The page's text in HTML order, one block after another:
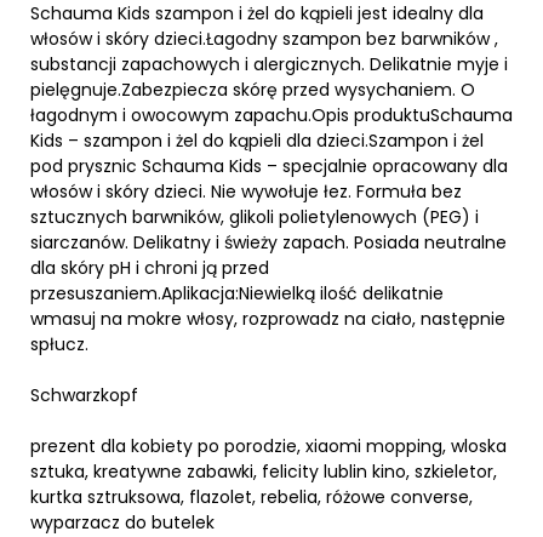
Schauma Kids szampon i żel do kąpieli jest idealny dla
włosów i skóry dzieci.Łagodny szampon bez barwników ,
substancji zapachowych i alergicznych. Delikatnie myje i
pielęgnuje.Zabezpiecza skórę przed wysychaniem. O
łagodnym i owocowym zapachu.Opis produktuSchauma
Kids – szampon i żel do kąpieli dla dzieci.Szampon i żel
pod prysznic Schauma Kids – specjalnie opracowany dla
włosów i skóry dzieci. Nie wywołuje łez. Formuła bez
sztucznych barwników, glikoli polietylenowych (PEG) i
siarczanów. Delikatny i świeży zapach. Posiada neutralne
dla skóry pH i chroni ją przed
przesuszaniem.Aplikacja:Niewielką ilość delikatnie
wmasuj na mokre włosy, rozprowadz na ciało, następnie
spłucz.
Schwarzkopf
prezent dla kobiety po porodzie, xiaomi mopping, wloska
sztuka, kreatywne zabawki, felicity lublin kino, szkieletor,
kurtka sztruksowa, flazolet, rebelia, różowe converse,
wyparzacz do butelek